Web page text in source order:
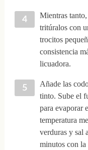
Mientras
tritúralos con
trocitos
consistencia
licuadora.
Añade las
tinto. Sube el
para evaporar
temperatura
verduras y sal
minutos con la